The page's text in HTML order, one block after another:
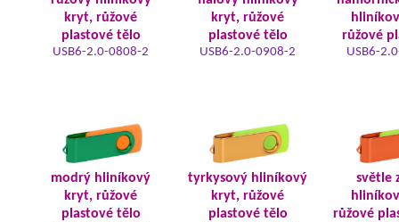
kryt, růžové
plastové tělo
USB6-2.0-0808-2
kryt, růžové
plastové tělo
USB6-2.0-0908-2
růžové
USB6-
modrý hliníkový
kryt, růžové
plastové tělo
tyrkysový hliníkový
kryt, růžové
plastové tělo
světle
růžové